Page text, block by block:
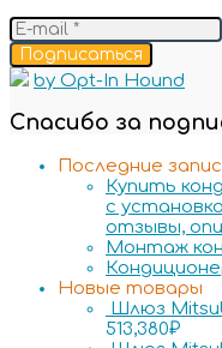
Подписаться
by Opt-In Hound
Спасибо за
Последние
Купить
с
отзывы,
Монтаж
Новые товары
Шлюз
513,380₽